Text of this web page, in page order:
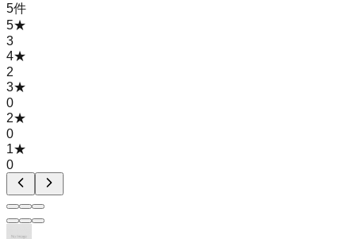
5件
5★
3
4★
2
3★
0
2★
0
1★
0